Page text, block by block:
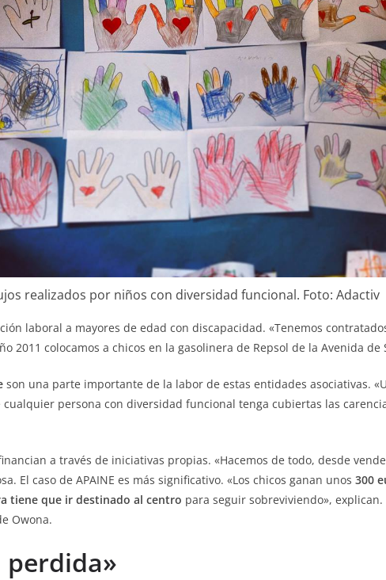
realizados por niños con diversidad funcional. Foto: Adactiv
laboral a mayores de edad con discapacidad. «Tenemos
2011 colocamos a chicos en la gasolinera de Repsol de la Avenida de
son una parte importante de la labor de estas entidades asociativas.
persona con diversidad funcional tenga cubiertas las
a través de iniciativas propias. «Hacemos de todo, desde
El caso de APAINE es más significativo. «Los chicos ganan unos 300
tiene que ir destinado al centro para seguir sobreviviendo»,
Owona.
perdida»